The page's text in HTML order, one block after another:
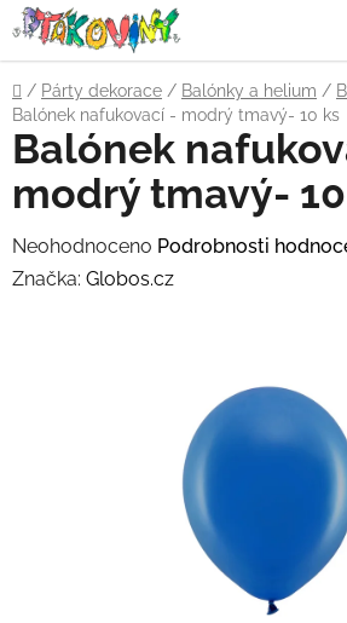
Přejít
na
obsah
Domů
/ Párty dekorace / Balónky a helium /
Balónek nafukovací - modrý tmavý- 10 ks
Balónek
modrý tmavý-
Průměrné
hodnocení
Neohodnoceno Podrobnosti
Značka: Globos.cz